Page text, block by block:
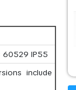
60529 IP55
include